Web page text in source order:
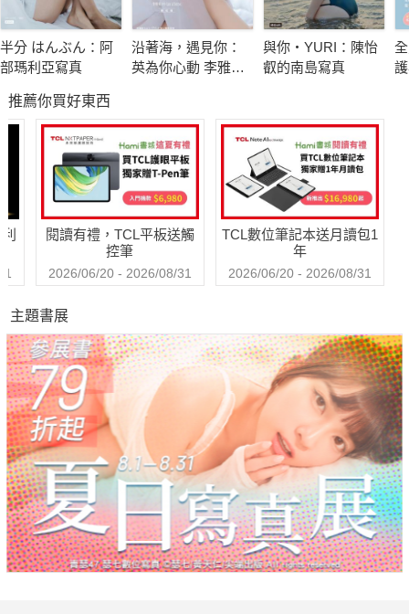
✦各種派和鹹派─不需要像一整個派一樣分切，以及可以填
入軟滑的奶油也是小烤模做成的點心的特色。可以烤出脆脆的口
感，做出像派皮一樣的質感。
✦法式烘焙點心─法國在地的經典點心瑪德蓮、費南雪，只
需要將材料攪拌混合就可以完成，更重要的是烘烤時間很短。
✦戚風蛋糕─使用稍微高一點的紙杯模，就可以做出小巧蓬
鬆濕潤口感的戚風蛋糕。烘烤時間變短了，取模也不容易失敗。
入冰箱冷藏即可完成。在酸味、濃醇和口感之間取得平衡的話，
就是不膩口的美味。
✦麵包─放入酵母、揉捏麵糰、一次發酵、二次發酵，只要
參照這些基本步驟，就可以成功做出正統的麵包。
✦前菜小點─運用春捲皮和義大利香腸做成杯狀，再填入沙
拉或是蔬菜泥做成的前菜。
✦雞蛋泡芙─像泡芙一樣的口感，稍微帶有鹹味，可以和蔬
菜棒一起上桌當成前菜。
半分 はんぶん：阿
部瑪利亞寫真
沿著海，遇見你：
英為你心動 李雅英
與你‧YURI：陳怡
叡的南島寫真
推薦你買好東西
閱讀有禮，TCL平板送觸
控筆
2026/06/20 - 2026/08/31
TCL數位筆記本送月讀包1
年
2026/06/20 - 2026/08/31
主題書展